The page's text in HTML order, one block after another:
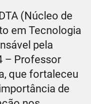
(Núcleo de
em Tecnologia
pela
– Professor
que fortaleceu
de